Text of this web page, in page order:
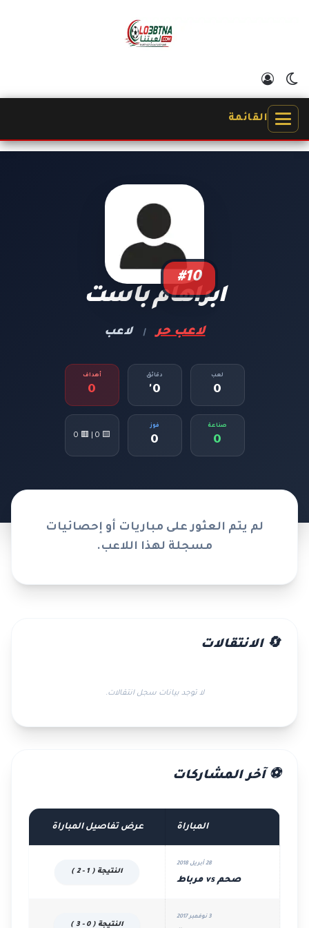
الوضع المظلم
القائمة
#10
ابراهام باست
لاعب حر | لاعب
لعب
0
دقائق
0'
أهداف
0
صناعة
0
فوز
0
🟨 0 | 🟥 0
لم يتم العثور على مباريات أو إحصائيات
مسجلة لهذا اللاعب.
🔄 الانتقالات
لا توجد بيانات سجل انتقالات.
⚽ آخر المشاركات
المباراة عرض تفاصيل المباراة
28 أبريل 2018
صحم vs مرباط
النتيجة ( 1 - 2 )
3 نوفمبر 2017
النتيجة ( 0 - 3 )